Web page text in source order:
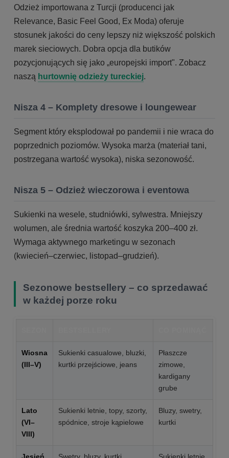
Odzież importowana z Turcji (producenci jak
Relevance, Basic Feel Good, Ex Moda) oferuje
stosunek jakości do ceny lepszy niż większość polskich
marek sieciowych. Dobra opcja dla butików
pozycjonujących się jako „europejski import". Zobacz
naszą hurtownię odzieży tureckiej.
Nisza 4 – Komplety dresowe i loungewear
Segment który eksplodował po pandemii i nie wraca do
poprzednich poziomów. Wysoka marża (materiał tani,
postrzegana wartość wysoka), niska sezonowość.
Nisza 5 – Odzież wieczorowa i eventowa
Sukienki na wesele, studniówki, sylwestra. Mniejszy
wolumen, ale średnia wartość koszyka 200–400 zł.
Wymaga aktywnego marketingu w sezonach
(kwiecień–czerwiec, listopad–grudzień).
Sezonowe bestsellery – co sprzedawać
w każdej porze roku
Wiosna
(III–V)
Sukienki casualowe, bluzki,
kurtki przejściowe, jeans
Płaszcze
zimowe,
kardigany
grube
Lato
(VI–
VIII)
Sukienki letnie, topy, szorty,
spódnice, stroje kąpielowe
Bluzy, swetry,
kurtki